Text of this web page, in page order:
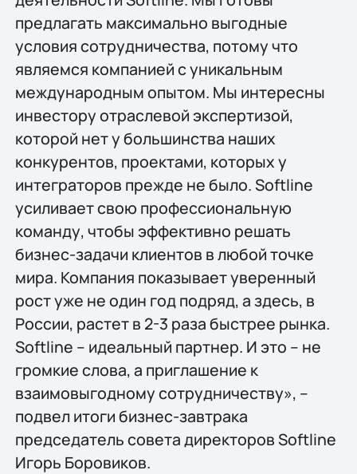
предлагать максимально выгодные
условия сотрудничества, потому что
являемся компанией с уникальным
международным опытом. Мы интересны
инвестору отраслевой экспертизой,
которой нет у большинства наших
конкурентов, проектами, которых у
интеграторов прежде не было. Softline
усиливает свою профессиональную
команду, чтобы эффективно решать
бизнес-задачи клиентов в любой точке
мира. Компания показывает уверенный
рост уже не один год подряд, а здесь, в
России, растет в 2-3 раза быстрее рынка.
Softline – идеальный партнер. И это – не
громкие слова, а приглашение к
взаимовыгодному сотрудничеству», –
подвел итоги бизнес-завтрака
председатель совета директоров Softline
Игорь Боровиков.